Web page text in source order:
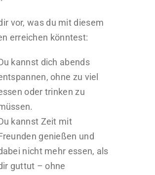
vor, was du mit diesem
erreichen könntest:
kannst dich abends
ohne zu viel
oder trinken zu
kannst Zeit mit
genießen und
nicht mehr essen, als
guttut – ohne